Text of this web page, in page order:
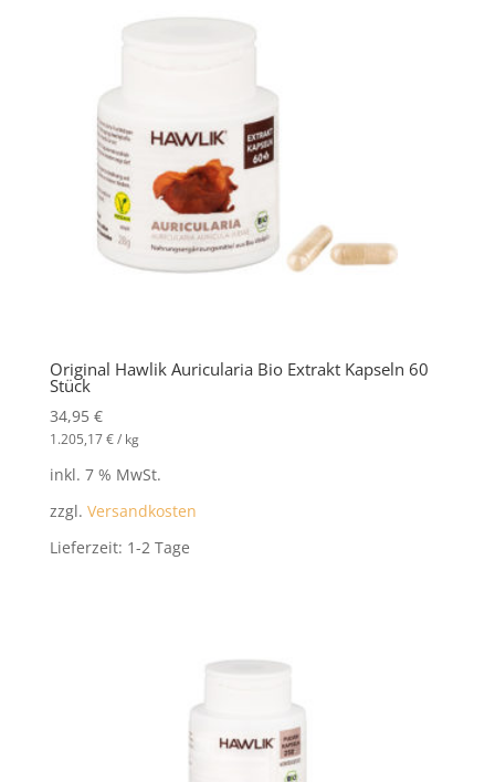
Original Hawlik Auricularia Bio Extrakt Kapseln 60
Stück
34,95 €
1.205,17€/ kg
inkl. 7 % MwSt.
zzgl. Versandkosten
Lieferzeit: 1-2 Tage